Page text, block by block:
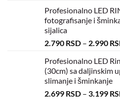
Profesionalno LED
fotografisanje i
sijalica
2.790 RSD – 2.990
Profesionalno LED
(30cm) sa daljinskim
slimanje i šminkanje
2.699 RSD – 3.199